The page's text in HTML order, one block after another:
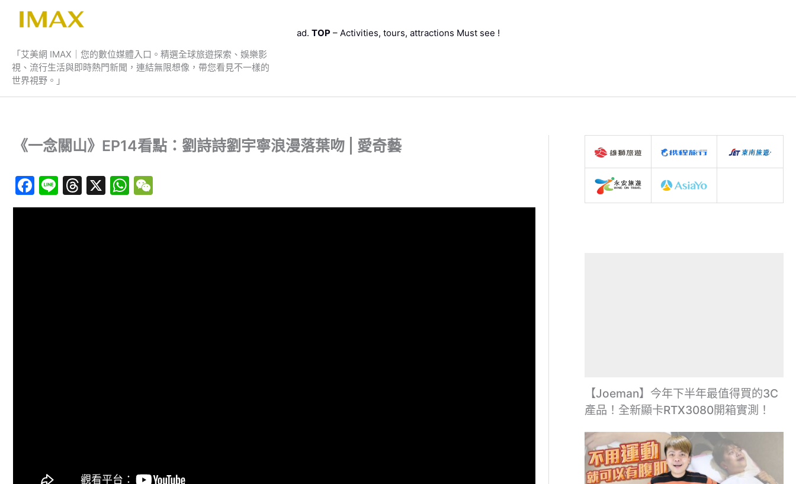
「艾美網 IMAX｜您的數位媒體入口。精選全球旅遊探索、娛樂影
視、流行生活與即時熱門新聞，連結無限想像，帶您看見不一樣的
世界視野。」
ad. TOP– Activities, tours, attractions Must see !
《一念關山》EP14看點：劉詩詩劉宇寧浪漫落葉吻 | 愛奇藝
F
a
Li
n
T
hr
X
W
h e
【Joeman】今年下半年最值得買的3C
產品！全新顯卡RTX3080開箱實測！